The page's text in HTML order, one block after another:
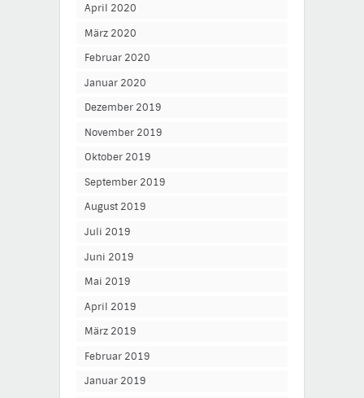
April 2020
März 2020
Februar 2020
Januar 2020
Dezember 2019
November 2019
Oktober 2019
September 2019
August 2019
Juli 2019
Juni 2019
Mai 2019
April 2019
März 2019
Februar 2019
Januar 2019